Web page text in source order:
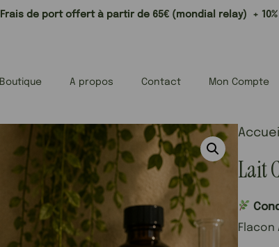
Frais de port offert à partir de 65€ (mondial relay) + 10%
Boutique A propos Contact Mon Compte
Accueil
Lait
Flacon